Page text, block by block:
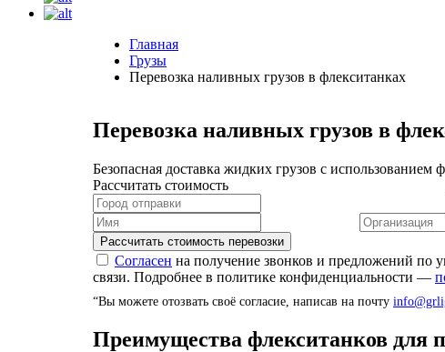
Главная
Грузы
Перевозка наливных грузов в флекситанках
Перевозка наливных грузов в
Безопасная доставка жидких грузов с использованием
Рассчитать стоимость
Согласен на получение звонков и предложений
связи. Подробнее в политике конфиденциальности —
“Вы можете отозвать своё согласие, написав на почту
Преимущества флекситанков для